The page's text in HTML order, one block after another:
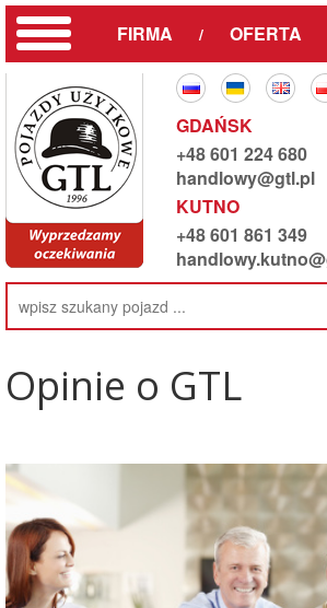
FIRMA / OFERTA
GDAŃSK
+48 601 224 680
handlowy@gtl.pl
KUTNO
+48 601 861 349
Opinie o GTL